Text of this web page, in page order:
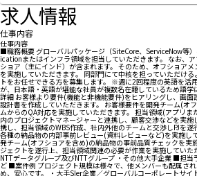
求人情報
仕事内容
仕事内容
■職務概要 グローバルパッケージ（SiteCore、ServiceNow等
icationまたはインフラ領域を担当していただきます。 なお、
ショア（主にインド）が含まれます。 そのため、オフショア
を実施していただきます。 同部門にて中核を担っていただけ
トをお任せできる方を募集します。 ※週に2回程度の英語を活
が、日本語・英語が堪能な社員が複数名在籍しているため語
詳細 お客様より要件(機能と非機能要件)をヒアリングし、画
設計書を作成していただきます。 お客様要件を開発チーム(オ
ムからのQA対応を実施していただきます。 担当領域(アプリ
内のプロジェクトマネージャーと連携し、顧客交渉などを実
携し、担当領域のWBS作成、社内外他のチームと交渉しPJを
各種の納品物の内部事前レビュー(資料レビューなど)を実施し
発チーム(オフショアを含め)の納品物の事前品質チェックを実
ジェクトを遂行上、担当領域関連の必要が作業を実施していた
NTTデータグループ及びNTTグループ ・その他大手企業 ■担当
ど ■案件例 プロジェクト規模は様々で、他メンバーも配属さ
め、安心です。 ・大手SIer企業／グローバルコーポレートサ